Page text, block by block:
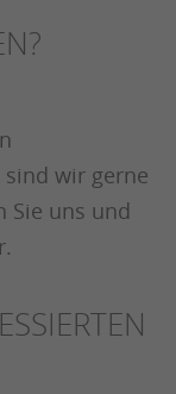
wir gerne
Sie uns und